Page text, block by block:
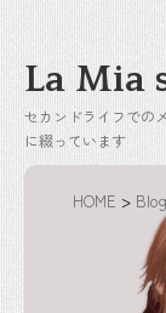
La Mia
セカンドライフでの
に綴っています
HOME > Blog